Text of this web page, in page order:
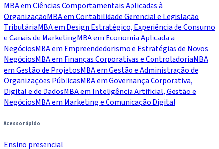
MBA em Ciências Comportamentais Aplicadas à
OrganizaçãoMBA em Contabilidade Gerencial e Legislação
TributáriaMBA em Design Estratégico, Experiência de Consumo
e Canais de MarketingMBA em Economia Aplicada a
NegóciosMBA em Empreendedorismo e Estratégias de Novos
NegóciosMBA em Finanças Corporativas e ControladoriaMBA
em Gestão de ProjetosMBA em Gestão e Administração de
Organizações PúblicasMBA em Governança Corporativa,
Digital e de DadosMBA em Inteligência Artificial, Gestão e
NegóciosMBA em Marketing e Comunicação Digital
Acesso rápido
Ensino presencial